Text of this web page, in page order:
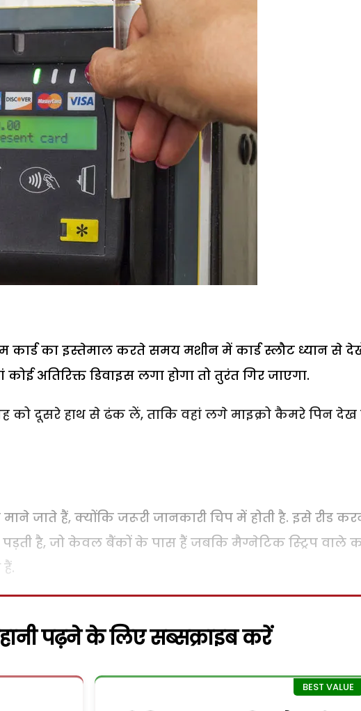
कार्ड का इस्तेमाल करते समय मशीन में कार्ड स्लौट ध्यान से
अतिरिक्त डिवाइस लगा होगा तो तुरंत गिर जाएगा.
को दूसरे हाथ से ढंक लें, ताकि वहां लगे माइक्रो कैमरे पिन
माने जाते हैं, क्योंकि जरूरी जानकारी चिप में होती है. इसे रीड
है, जो केवल बैंकों के पास हैं जबकि मैग्नेटिक स्ट्रिप वाले
पढ़ने के लिए सब्सक्राइब करें